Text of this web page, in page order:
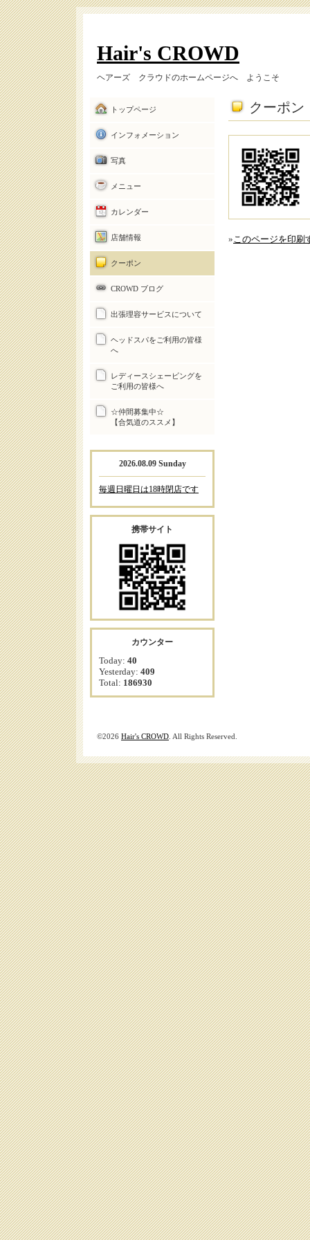
Hair's CROWD
ヘアーズ クラウドのホームページへ ようこそ
クーポン
»このページを印刷
トップページ
インフォメーション
写真
メニュー
カレンダー
店舗情報
クーポン
CROWD ブログ
出張理容サービスについて
ヘッドスパをご利用の皆様
へ
レディースシェービングを
ご利用の皆様へ
☆仲間募集中☆
【合気道のススメ】
2026.08.09 Sunday
毎週日曜日は18時閉店です
携帯サイト
カウンター
Today: 40
Yesterday: 409
Total: 186930
©2026 Hair's CROWD . All Rights Reserved.